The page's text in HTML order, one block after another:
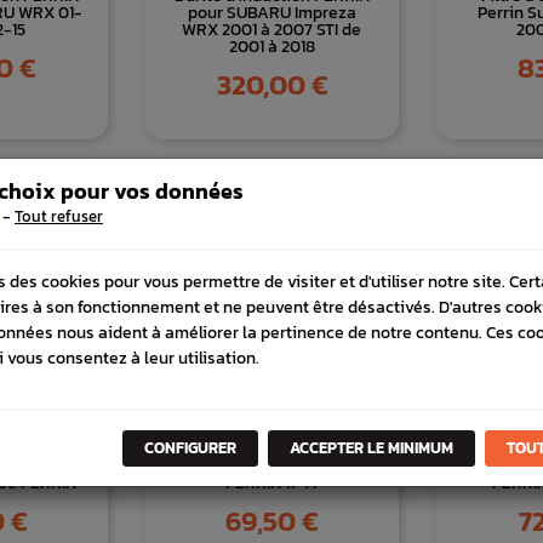
WRX 01-
15
€
pour SUBARU Impreza
WRX 2001 à 2007 STI de
2001 à 2018
Prix
320,00 €
Perrin
PERRIN
€
Stabilisateur de becquet
PERRIN 11-14
Prix
69,50 €
pour vos données
- Tout refuser
des cookies pour vous permettre de visiter et d'utiliser notre site.
à son fonctionnement et ne peuvent être désactivés. D'autres
nous aident à améliorer la pertinence de notre contenu. Ces
vous consentez à leur utilisation.
CONFIGURER ACCEPTER LE MINIMUM